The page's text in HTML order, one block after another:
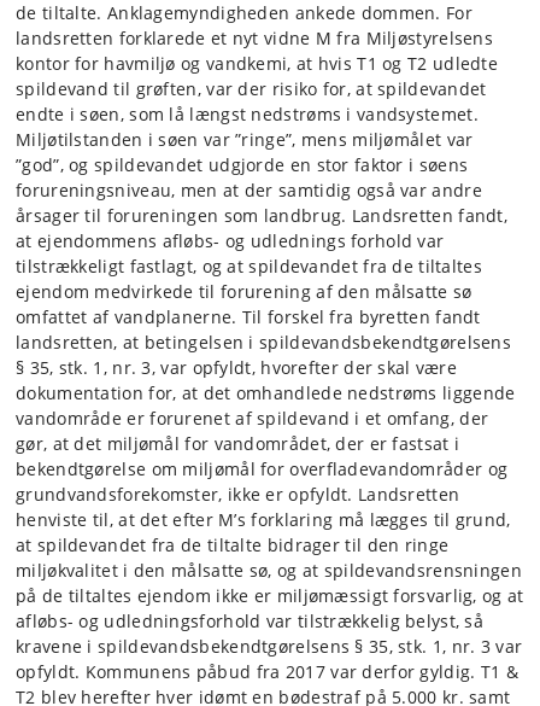
de tiltalte. Anklagemyndigheden ankede dommen. For
landsretten forklarede et nyt vidne M fra Miljøstyrelsens
kontor for havmiljø og vandkemi, at hvis T1 og T2 udledte
spildevand til grøften, var der risiko for, at spildevandet
endte i søen, som lå længst nedstrøms i vandsystemet.
Miljøtilstanden i søen var ”ringe”, mens miljømålet var
”god”, og spildevandet udgjorde en stor faktor i søens
forureningsniveau, men at der samtidig også var andre
årsager til forureningen som landbrug. Landsretten fandt,
at ejendommens afløbs- og udlednings forhold var
tilstrækkeligt fastlagt, og at spildevandet fra de tiltaltes
ejendom medvirkede til forurening af den målsatte sø
omfattet af vandplanerne. Til forskel fra byretten fandt
landsretten, at betingelsen i spildevandsbekendtgørelsens
§ 35, stk. 1, nr. 3, var opfyldt, hvorefter der skal være
dokumentation for, at det omhandlede nedstrøms liggende
vandområde er forurenet af spildevand i et omfang, der
gør, at det miljømål for vandområdet, der er fastsat i
bekendtgørelse om miljømål for overfladevandområder og
grundvandsforekomster, ikke er opfyldt. Landsretten
henviste til, at det efter M’s forklaring må lægges til grund,
at spildevandet fra de tiltalte bidrager til den ringe
miljøkvalitet i den målsatte sø, og at spildevandsrensningen
på de tiltaltes ejendom ikke er miljømæssigt forsvarlig, og at
afløbs- og udledningsforhold var tilstrækkelig belyst, så
kravene i spildevandsbekendtgørelsens § 35, stk. 1, nr. 3 var
opfyldt. Kommunens påbud fra 2017 var derfor gyldig. T1 &
T2 blev herefter hver idømt en bødestraf på 5.000 kr. samt